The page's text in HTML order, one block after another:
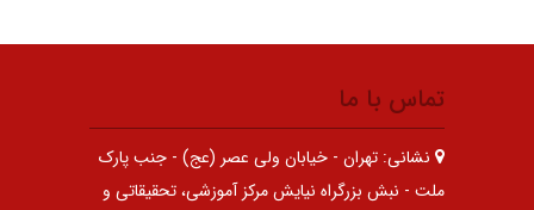
تماس با ما
نشانی: تهران - خیابان ولی عصر (عج) - جنب پارک
ملت - نبش بزرگراه نیایش مرکز آموزشی، تحقیقاتی و